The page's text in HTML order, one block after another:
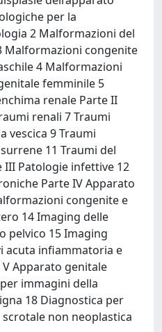
per la
2 Malformazioni del
Malformazioni congenite
4 Malformazioni
femminile 5
renale Parte II
renali 7 Traumi
vescica 9 Traumi
11 Traumi del
III Patologie infettive 12
Parte IV Apparato
congenite e
14 Imaging delle
pelvico 15 Imaging
acuta infiammatoria e
Apparato genitale
immagini della
18 Diagnostica per
non neoplastica